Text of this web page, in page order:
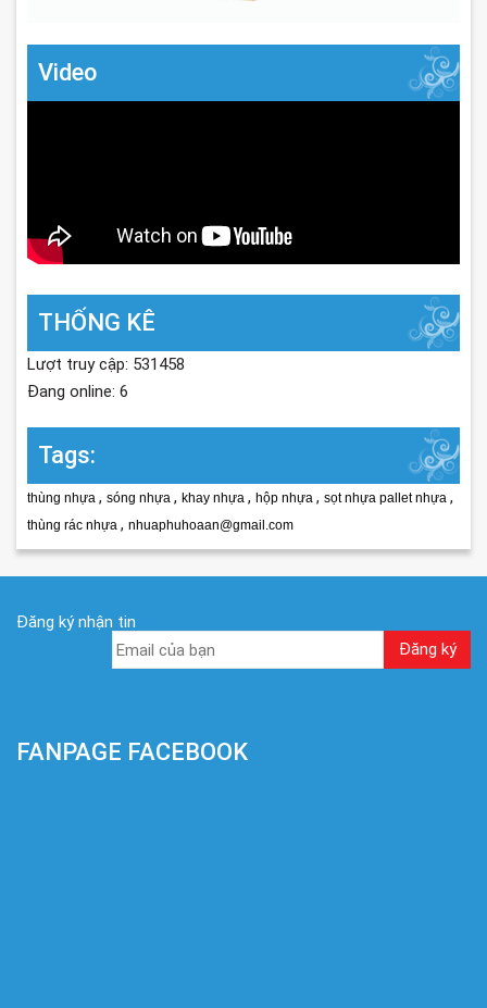
Video
THỐNG KÊ
Lượt truy cập: 531458
Đang online: 6
Tags:
thùng nhựa , sóng nhựa , khay nhựa , hộp nhựa , sọt nhựa pallet nhựa ,
thùng rác nhựa , nhuaphuhoaan@gmail.com
Đăng ký nhận tin
FANPAGE FACEBOOK